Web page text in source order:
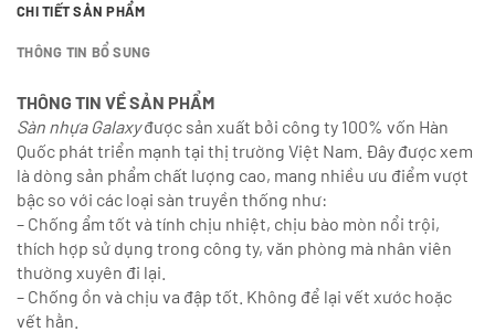
CHI TIẾT SẢN PHẨM
THÔNG TIN BỔ SUNG
THÔNG TIN VỀ SẢN PHẨM
Sàn nhựa Galaxyđược sản xuất bởi công ty 100% vốn Hàn
Quốc phát triển mạnh tại thị trường Việt Nam. Đây được xem
là dòng sản phẩm chất lượng cao, mang nhiều ưu điểm vượt
bậc so với các loại sàn truyền thống như:
– Chống ẩm tốt và tính chịu nhiệt, chịu bào mòn nổi trội,
thích hợp sử dụng trong công ty, văn phòng mà nhân viên
thường xuyên đi lại.
– Chống ồn và chịu va đập tốt. Không để lại vết xước hoặc
vết hằn.